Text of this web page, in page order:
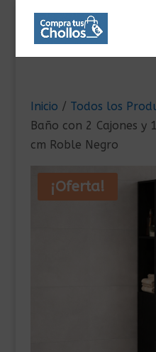
Inicio / Todos los
Baño con 2 Cajones y
cm Roble Negro
¡Oferta!